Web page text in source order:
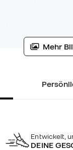
Mehr
Entwickelt,
DEINE